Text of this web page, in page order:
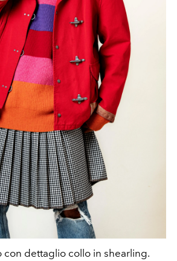
con dettaglio collo in shearling.